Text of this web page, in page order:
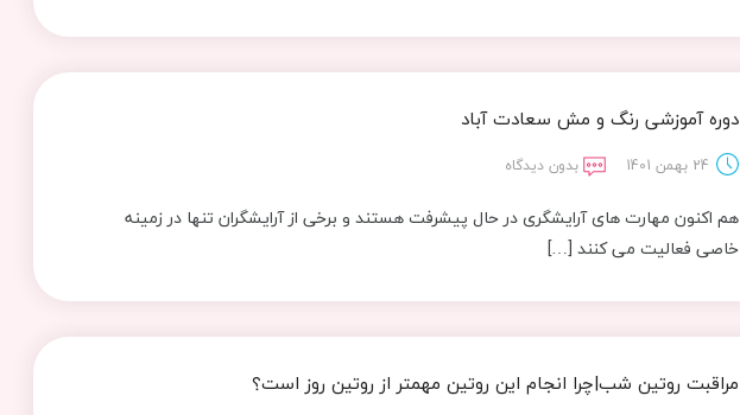
دوره آموزشی رنگ و مش سعادت آباد
24 بهمن 1401 بدون دیدگاه
هم اکنون مهارت های آرایشگری در حال پیشرفت هستند و برخی از آرایشگران تنها در زمینه
خاصی فعالیت می کنند […]
مراقبت روتین شب|چرا انجام این روتین مهمتر از روتین روز است؟